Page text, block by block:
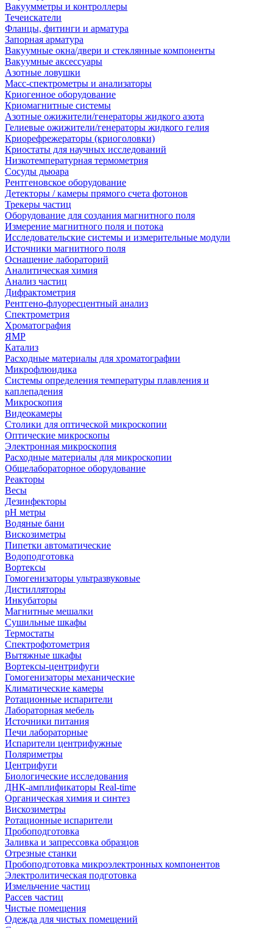
Вакуумметры и контроллеры
Течеискатели
Фланцы, фитинги и арматура
Запорная арматура
Вакуумные окна/двери и стеклянные компоненты
Вакуумные аксессуары
Азотные ловушки
Масс-спектрометры и анализаторы
Криогенное оборудование
Криомагнитные системы
Азотные ожижители/генераторы жидкого азота
Гелиевые ожижители/генераторы жидкого гелия
Криорефрежераторы (криоголовки)
Криостаты для научных исследований
Низкотемпературная термометрия
Сосуды дьюара
Рентгеновское оборудование
Детекторы / камеры прямого счета фотонов
Трекеры частиц
Оборудование для создания магнитного поля
Измерение магнитного поля и потока
Исследовательские системы и измерительные модули
Источники магнитного поля
Оснащение лабораторий
Аналитическая химия
Анализ частиц
Дифрактометрия
Рентгено-флуоресцентный анализ
Спектрометрия
Хроматография
ЯМР
Катализ
Расходные материалы для хроматографии
Микрофлюидика
Системы определения температуры плавления и
каплепадения
Микроскопия
Видеокамеры
Столики для оптической микроскопии
Оптические микроскопы
Электронная микроскопия
Расходные материалы для микроскопии
Общелабораторное оборудование
Реакторы
Весы
Дезинфекторы
рН метры
Водяные бани
Вискозиметры
Пипетки автоматические
Водоподготовка
Вортексы
Гомогенизаторы ультразвуковые
Дистилляторы
Инкубаторы
Магнитные мешалки
Сушильные шкафы
Термостаты
Спектрофотометрия
Вытяжные шкафы
Вортексы-центрифуги
Гомогенизаторы механические
Климатические камеры
Ротационные испарители
Лабораторная мебель
Источники питания
Печи лабораторные
Испарители центрифужные
Поляриметры
Центрифуги
Биологические исследования
ДНК-амплификаторы Real-time
Органическая химия и синтез
Вискозиметры
Ротационные испарители
Пробоподготовка
Заливка и запрессовка образцов
Отрезные станки
Пробоподготовка микроэлектронных компонентов
Электролитическая подготовка
Измельчение частиц
Рассев частиц
Чистые помещения
Одежда для чистых помещений